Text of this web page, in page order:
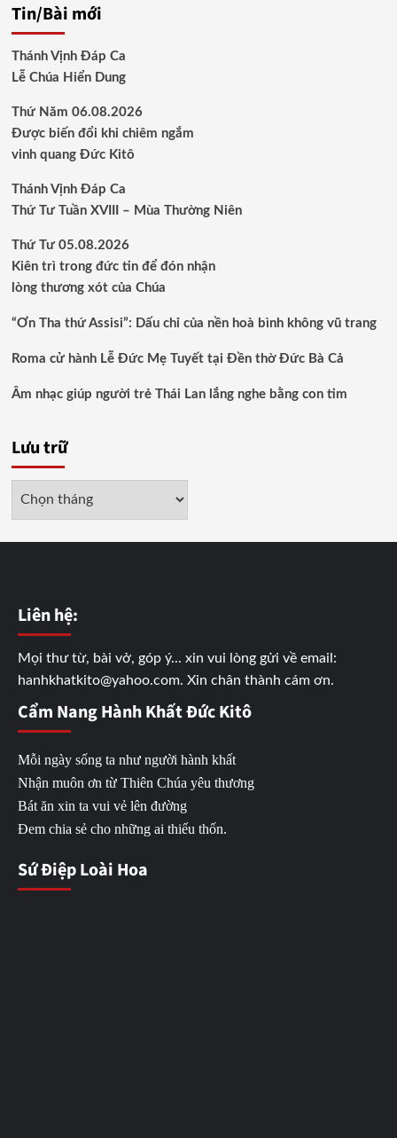
Tin/Bài mới
Thánh Vịnh Đáp Ca
Lễ Chúa Hiển Dung
Thứ Năm 06.08.2026
Được biến đổi khi chiêm ngắm
vinh quang Đức Kitô
Thánh Vịnh Đáp Ca
Thứ Tư Tuần XVIII – Mùa Thường Niên
Thứ Tư 05.08.2026
Kiên trì trong đức tin để đón nhận
lòng thương xót của Chúa
“Ơn Tha thứ Assisi”: Dấu chỉ của nền hoà bình không vũ trang
Roma cử hành Lễ Đức Mẹ Tuyết tại Đền thờ Đức Bà Cả
Âm nhạc giúp người trẻ Thái Lan lắng nghe bằng con tim
Lưu trữ
Liên hệ:
Mọi thư từ, bài vở, góp ý... xin vui lòng gửi về email:
hanhkhatkito@yahoo.com. Xin chân thành cám ơn.
Cẩm Nang Hành Khất Đức Kitô
Mỗi ngày sống ta như người hành khất
Nhận muôn ơn từ Thiên Chúa yêu thương
Bát ăn xin ta vui vẻ lên đường
Đem chia sẻ cho những ai thiếu thốn.
Sứ Điệp Loài Hoa